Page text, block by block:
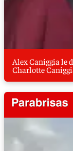
Alex Caniggia le
Charlotte